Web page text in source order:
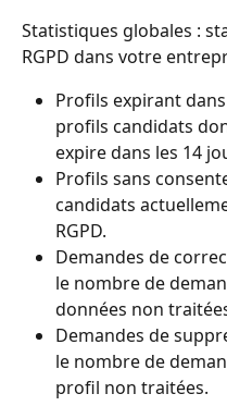
Statistiques globales :
RGPD dans votre
Profils expirant
profils candidats
expire dans les 14
Profils sans
candidats
RGPD.
Demandes de
le nombre de
données non
Demandes de
le nombre de
profil non traitées.